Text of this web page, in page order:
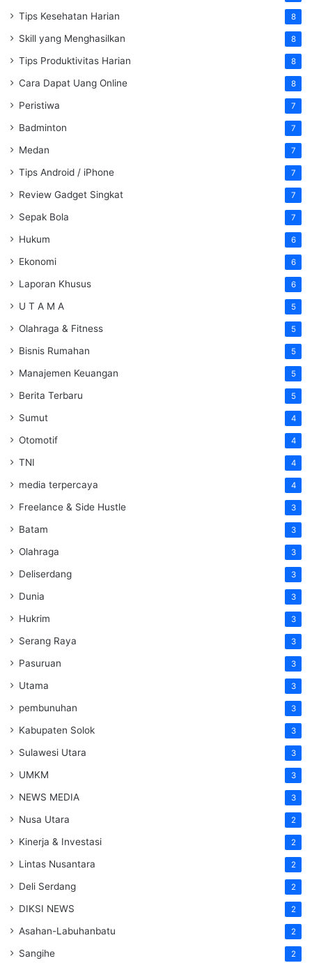
Tips Kesehatan Harian 8
Skill yang Menghasilkan 8
Tips Produktivitas Harian 8
Cara Dapat Uang Online 8
Peristiwa 7
Badminton 7
Medan 7
Tips Android / iPhone 7
Review Gadget Singkat 7
Sepak Bola 7
Hukum 6
Ekonomi 6
Laporan Khusus 6
U T A M A 5
Olahraga & Fitness 5
Bisnis Rumahan 5
Manajemen Keuangan 5
Berita Terbaru 5
Sumut 4
Otomotif 4
TNI 4
media terpercaya 4
Freelance & Side Hustle 3
Batam 3
Olahraga 3
Deliserdang 3
Dunia 3
Hukrim 3
Serang Raya 3
Pasuruan 3
Utama 3
pembunuhan 3
Kabupaten Solok 3
Sulawesi Utara 3
UMKM 3
NEWS MEDIA 3
Nusa Utara 2
Kinerja & Investasi 2
Lintas Nusantara 2
Deli Serdang 2
DIKSI NEWS 2
Asahan-Labuhanbatu 2
Sangihe 2